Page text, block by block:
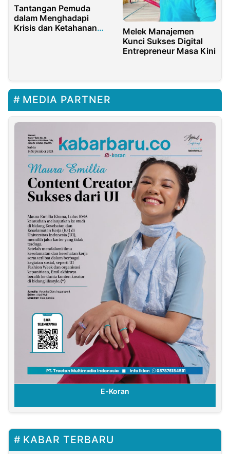
Tantangan Pemuda
dalam Menghadapi
Krisis dan Ketahanan
Melek Manajemen
Kunci Sukses Digital
Entrepreneur Masa Kini
MEDIA PARTNER
E-Koran
KABAR TERBARU